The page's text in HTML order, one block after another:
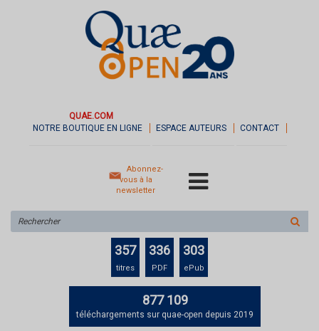
QUAE.COM
NOTRE BOUTIQUE EN LIGNE
ESPACE AUTEURS CONTACT
Abonnez-
vous à la
newsletter
sur
le
357
titres
336
PDF
303
ePub
877 109
téléchargements sur quae-open depuis 2019